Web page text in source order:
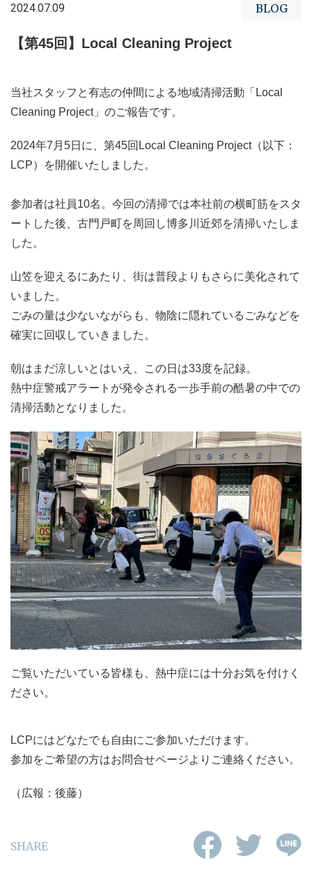
2024.07.09 BLOG
【第45回】Local Cleaning Project
当社スタッフと有志の仲間による地域清掃活動「Local
Cleaning Project」のご報告です。
2024年7月5日に、第45回Local Cleaning Project（以下：
LCP）を開催いたしました。
参加者は社員10名。今回の清掃では本社前の横町筋をスタ
ートした後、古門戸町を周回し博多川近郊を清掃いたしま
した。
山笠を迎えるにあたり、街は普段よりもさらに美化されて
いました。
ごみの量は少ないながらも、物陰に隠れているごみなどを
確実に回収していきました。
朝はまだ涼しいとはいえ、この日は33度を記録。
熱中症警戒アラートが発令される一歩手前の酷暑の中での
清掃活動となりました。
ご覧いただいている皆様も、熱中症には十分お気を付けく
ださい。
LCPにはどなたでも自由にご参加いただけます。
参加をご希望の方はお問合せページよりご連絡ください。
（広報：後藤）
SHARE